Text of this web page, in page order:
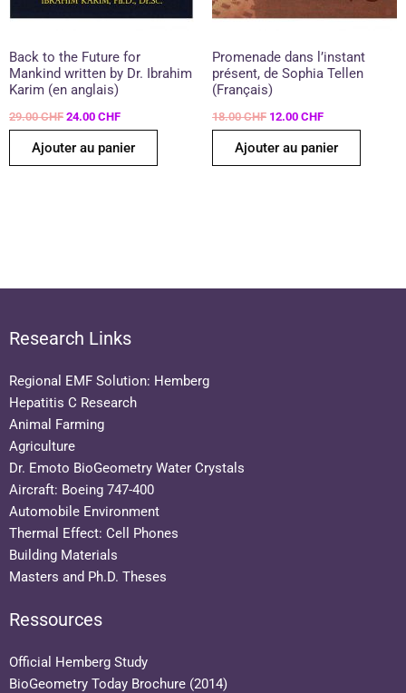
Back to the Future for
Mankind written by Dr. Ibrahim
Karim (en anglais)
29.00CHF 24.00 CHF
Ajouter au panier
Promenade dans l’instant
présent, de Sophia Tellen
(Français)
18.00CHF 12.00 CHF
Ajouter au panier
Research Links
Regional EMF Solution: Hemberg
Hepatitis C Research
Animal Farming
Agriculture
Dr. Emoto BioGeometry Water Crystals
Aircraft: Boeing 747-400
Automobile Environment
Thermal Effect: Cell Phones
Building Materials
Masters and Ph.D. Theses
Ressources
Official Hemberg Study
BioGeometry Today Brochure (2014)